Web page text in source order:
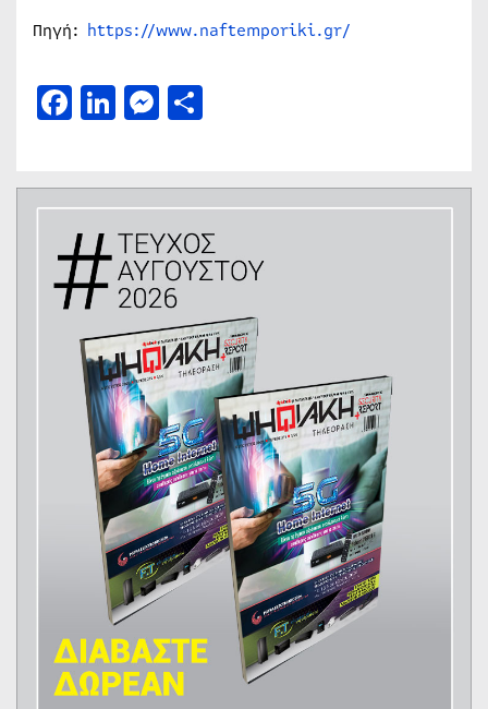
Πηγή: https://www.naftemporiki.gr/
Facebook
LinkedIn
Messenger